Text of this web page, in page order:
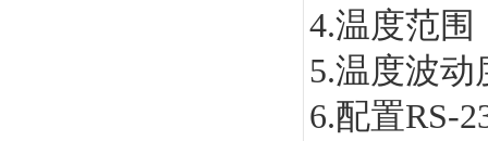
4.温度范
5.温度波动
6.配置RS-